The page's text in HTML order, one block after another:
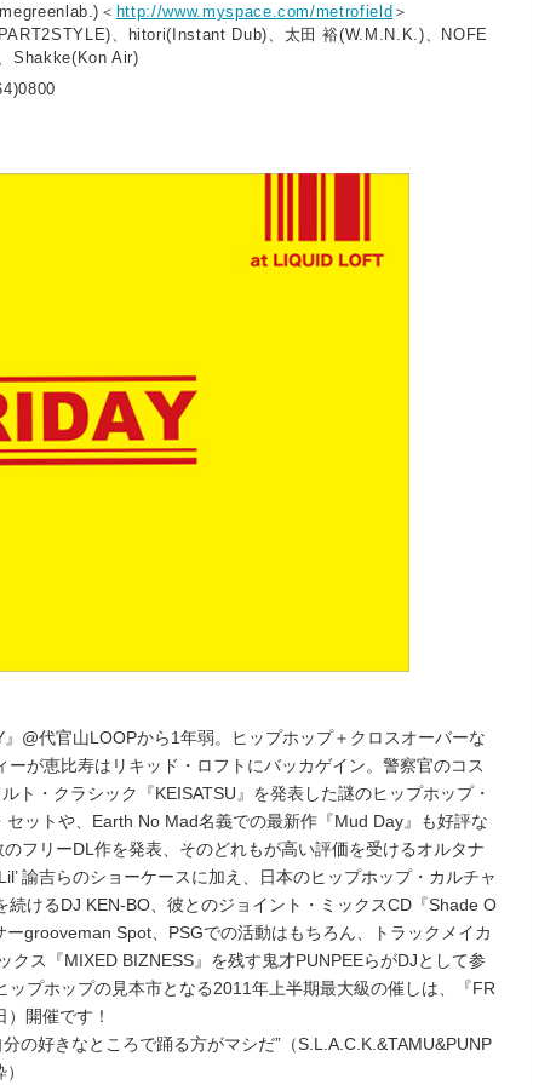
＜ http://www.myspace.com/metrofield ＞
、hitori(Instant Dub)、太田 裕(W.M.N.K.)、NOFE
Shakke(Kon Air)
@代官山LOOPから1年弱。ヒップホップ＋クロスオーバーな
が恵比寿はリキッド・ロフトにバッカゲイン。警察官のコス
ト・クラシック『KEISATSU』を発表した謎のヒップホップ・
ットや、Earth No Mad名義での最新作『Mud Day』も好評な
フリーDL作を発表、そのどれもが高い評価を受けるオルタナ
諭吉らのショーケースに加え、日本のヒップホップ・カルチャ
続けるDJ KEN-BO、彼とのジョイント・ミックスCD『Shade O
grooveman Spot、PSGでの活動はもちろん、トラックメイカ
クス『MIXED BIZNESS』を残す鬼才PUNPEEらがDJとして参
ップホップの見本市となる2011年上半期最大級の催しは、『FR
開催です！
の好きなところで踊る方がマシだ”（S.L.A.C.K.&TAMU&PUNP